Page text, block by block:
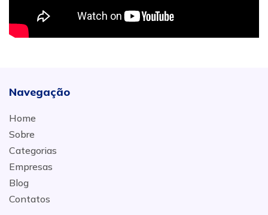
Navegação
Home
Sobre
Categorias
Empresas
Blog
Contatos